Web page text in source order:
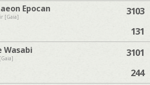
Epocan
[Gaia]
3103
131
Wasabi
3101
244